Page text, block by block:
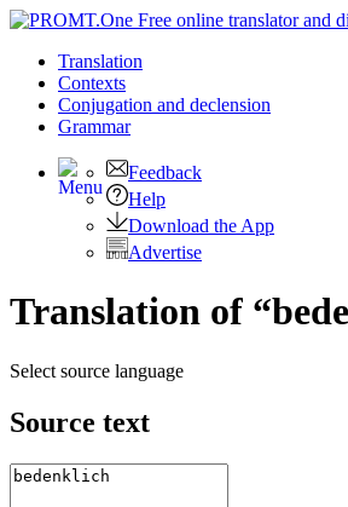
Translation
Contexts
Conjugation and declension
Grammar
Feedback
Help
Download the App
Advertise
Translation of
Select source language
Source text